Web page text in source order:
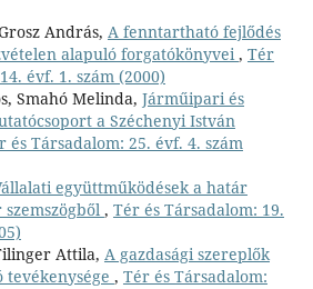
András, A fenntartható fejlődés
alapuló forgatókönyvei, Tér
évf. 1. szám (2000)
Smahó Melinda, Járműipari és
a Széchenyi István
és Társadalom: 25. évf. 4. szám
együttműködések a határ
, Tér és Társadalom: 19.
Attila, A gazdasági szereplők
, Tér és Társadalom: